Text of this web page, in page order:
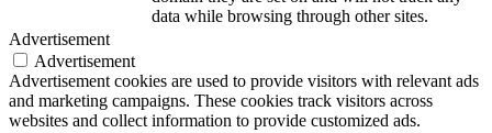
data while browsing through other sites.
Advertisement
Advertisement
Advertisement cookies are used to provide visitors with relevant ads
and marketing campaigns. These cookies track visitors across
websites and collect information to provide customized ads.